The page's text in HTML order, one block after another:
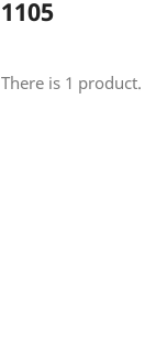
1105
There is 1 product.